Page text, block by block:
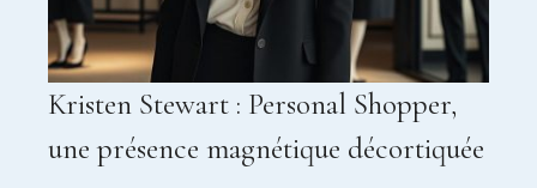
Kristen Stewart : Personal Shopper,
une présence magnétique décortiquée